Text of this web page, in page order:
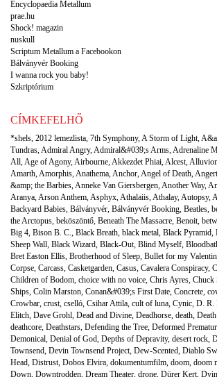
Encyclopaedia Metallum
prae.hu
Shock! magazin
nuskull
Scriptum Metallum a Facebookon
Bálványvér Booking
I wanna rock you baby!
Szkriptórium
CÍMKEFELHŐ
*shels, 2012 lemezlista, 7th Symphony,A Storm of Light,
Tundras,Admiral Angry,Admiral&#039;s Arms,Adrenaline
All,Age of Agony,Airbourne,Akkezdet Phiai,Alcest,
Amarth,Amorphis,Anathema,Anchor,Angel of Death,
&amp; the Barbies,Anneke Van Giersbergen,Another Way,
Aranya,Arson Anthem,Asphyx,Athalaiis,Athalay,Autopsy,
Backyard Babies, Bálványvér, Bálványvér Booking, Beatles,
the Arctopus, beköszöntő, Beneath The Massacre, Benoit,
Big 4, Bison B. C., Black Breath, black metal, Black Pyramid,
Sheep Wall, Black Wizard, Black-Out, Blind Myself,
Bret Easton Ellis, Brotherhood of Sleep, Bullet for my
Corpse, Carcass, Casketgarden, Casus, Cavalera Conspiracy,
Children of Bodom, choice with no voice, Chris Ayres, Chuck
Ships, Colin Marston, Conan&#039;s First Date, Concrete,
Crowbar, crust, cselló, Csihar Attila, cult of luna, Cynic, D. R.
Elitch, Dave Grohl, Dead and Divine, Deadhorse, death,
deathcore, Deathstars, Defending the Tree, Deformed
Demonical, Denial of God, Depths of Depravity, desert rock,
Townsend, Devin Townsend Project, Dew-Scented, Diablo
Head, Distrust, Dobos Elvira, dokumentumfilm, doom, doom
Down, Downtrodden, Dream Theater, drone, Dürer Kert,